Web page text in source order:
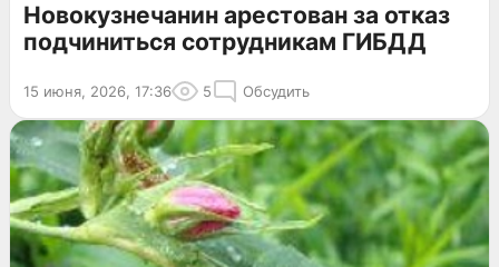
Новокузнечанин арестован за отказ
подчиниться сотрудникам ГИБДД
15 июня, 2026, 17:36 5 Обсудить